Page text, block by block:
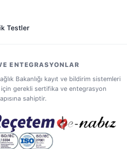
Testler
ENTEGRASYONLAR
Bakanlığı kayıt ve bildirim sistemleri
için gerekli sertifika ve entegrasyon
sahiptir.